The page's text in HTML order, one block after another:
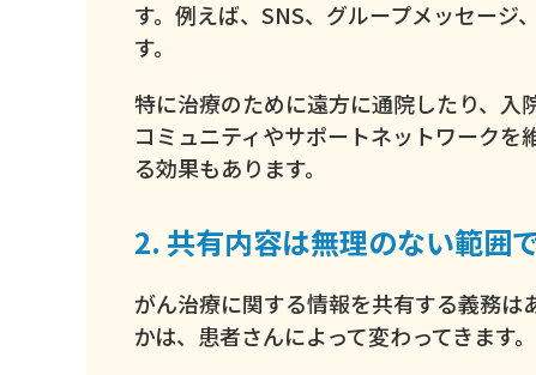
す。例えば、SNS、グループメッセージ
す。
特に治療のために遠方に通院したり、入
コミュニティやサポートネットワークを
る効果もあります。
2. 共有内容は無理のない範囲
がん治療に関する情報を共有する義務
かは、患者さんによって変わってきます。